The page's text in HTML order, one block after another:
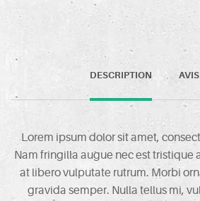
DESCRIPTION
Lorem ipsum dolor sit amet,
Nam fringilla augue nec est tristique
at libero vulputate rutrum. Morbi
gravida semper. Nulla tellus mi,